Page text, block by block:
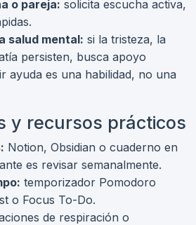
o pareja: solicita escucha activa,
salud mental: si la tristeza, la
persisten, busca apoyo
ayuda es una habilidad, no una
y recursos prácticos
Notion, Obsidian o cuaderno en
es revisar semanalmente.
temporizador Pomodoro
o Focus To-Do.
de respiración o